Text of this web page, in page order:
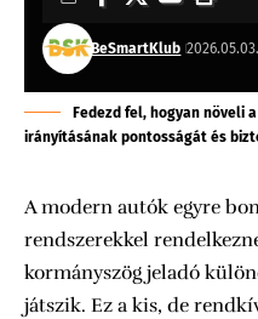
BeSmartKlub 2026.05.03.
Fedezd fel, hogyan növeli
irányításának pontosságát és
A modern autók egyre
rendszerekkel
kormányszög jeladó
játszik. Ez a kis, de